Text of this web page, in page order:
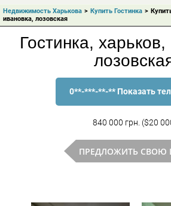
Недвижимость Харькова > Купить Гостинка >
ивановка, лозовская
Гостинка,
0**-***-**-** Показать
840 000 грн. ($20
ПРЕДЛОЖИТЬ СВОЮ